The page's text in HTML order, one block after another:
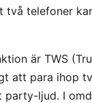
två telefoner
är TWS
att para ihop
party-ljud. I